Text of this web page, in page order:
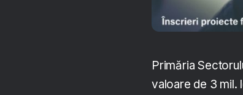
Primăria
valoare de 3 mil.